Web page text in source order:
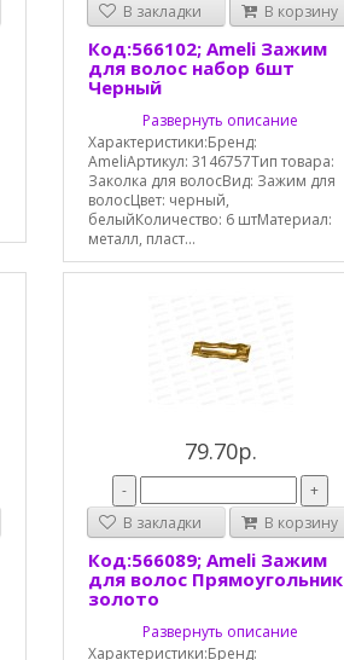
В закладки
В корзину
Код:566102; Ameli Зажим
для волос набор 6шт
Черный
Развернуть описание
Характеристики:Бренд:
AmeliАртикул: 3146757Тип товара:
Заколка для волосВид: Зажим для
волосЦвет: черный,
белыйКоличество: 6 штМатериал:
металл, пласт...
79.70р.
-
+
В закладки
В корзину
Код:566089; Ameli Зажим
для волос Прямоугольник
золото
Развернуть описание
Характеристики:Бренд: